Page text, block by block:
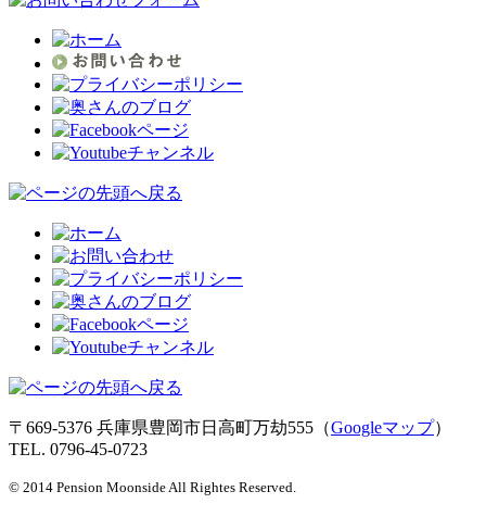
〒669-5376 兵庫県豊岡市日高町万劫555（Googleマップ）
TEL. 0796-45-0723
© 2014 Pension Moonside All Rightes Reserved.